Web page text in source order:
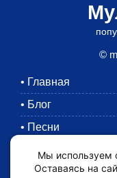
©
• Главная
• Блог
• Песни
Раскраски
Картинки
Мы используем
Оставаясь на